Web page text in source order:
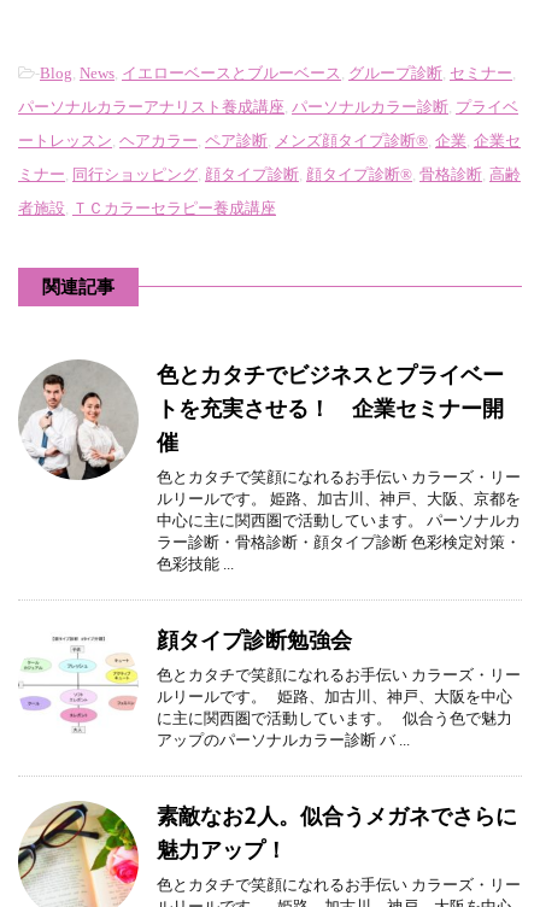
-Blog, News, イエローベースとブルーベース , グループ診断, セミナー,
パーソナルカラーアナリスト養成講座, パーソナルカラー診断, プライベ
ートレッスン, ヘアカラー, ペア診断, メンズ顔タイプ診断®, 企業, 企業セ
ミナー, 同行ショッピング, 顔タイプ診断, 顔タイプ診断®, 骨格診断, 高齢
者施設, ＴＣカラーセラピー養成講座
関連記事
色とカタチでビジネスとプライベー
トを充実させる！ 企業セミナー開
催
色とカタチで笑顔になれるお手伝い カラーズ・リー
ルリールです。 姫路、加古川、神戸、大阪、京都を
中心に主に関西圏で活動しています。 パーソナルカ
ラー診断・骨格診断・顔タイプ診断 色彩検定対策・
色彩技能 ...
顔タイプ診断勉強会
色とカタチで笑顔になれるお手伝い カラーズ・リー
ルリールです。 姫路、加古川、神戸、大阪を中心
に主に関西圏で活動しています。 似合う色で魅力
アップのパーソナルカラー診断 バ ...
素敵なお2人。似合うメガネでさらに
魅力アップ！
色とカタチで笑顔になれるお手伝い カラーズ・リー